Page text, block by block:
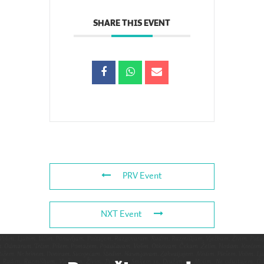
SHARE THIS EVENT
PRV Event
NXT Event